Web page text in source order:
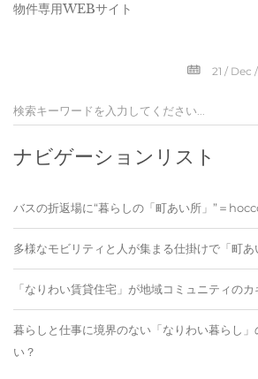
物件専用WEBサイト
21 / Dec
ナビゲーションリスト
バスの折返場に“暮らしの「町あい所」”＝
多様なモビリティと人が集まる仕掛けで「町あ
「なりわい賃貸住宅」が地域コミュニティのカ
暮らしと仕事に境界のない「なりわい暮らし」
い？